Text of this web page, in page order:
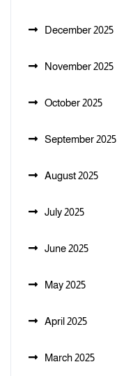
December 2025
November 2025
October 2025
September 2025
August 2025
July 2025
June 2025
May 2025
April 2025
March 2025